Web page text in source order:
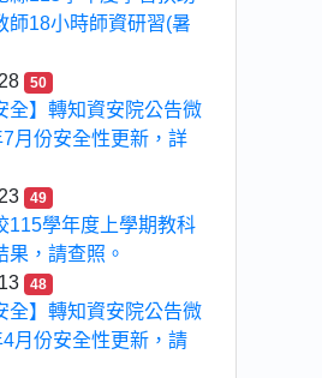
師18小時師資研習(暑
50
全】轉知資安院公告微
月份安全性更新，詳
49
115學年度上學期教科
果，請查照。
48
全】轉知資安院公告微
月份安全性更新，請